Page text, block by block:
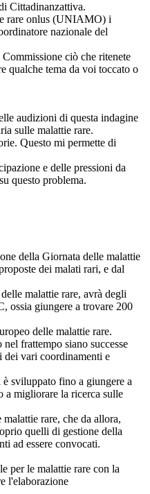
Cittadinanzattiva.
rare onlus (UNIAMO) i
nazionale del
ciò che ritenete
qualche tema da voi toccato o
audizioni di questa indagine
sulle malattie rare.
Questo mi permette di
e delle pressioni da
questo problema.
della Giornata delle malattie
dei malati rari, e dal
malattie rare, avrà degli
ossia giungere a trovare 200
delle malattie rare.
frattempo siano successe
dei vari coordinamenti e
sviluppato fino a giungere a
a migliorare la ricerca sulle
rare, che da allora,
quelli di gestione della
ad essere convocati.
per le malattie rare con la
l'elaborazione